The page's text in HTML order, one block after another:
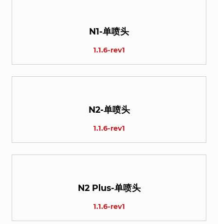
N1-单喷头
1.1.6-rev1
N2-单喷头
1.1.6-rev1
N2 Plus-单喷头
1.1.6-rev1